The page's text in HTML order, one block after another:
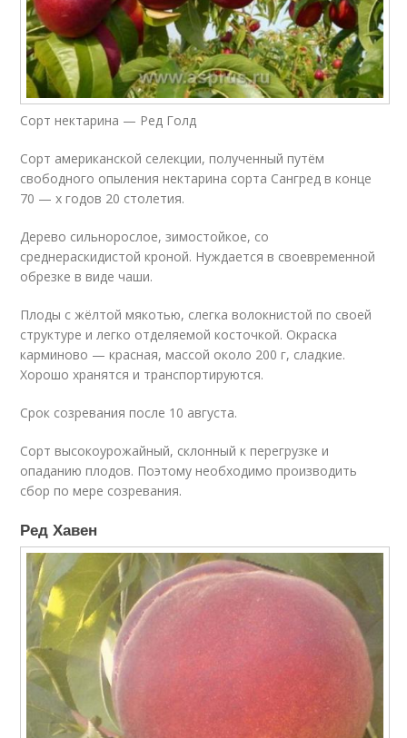
Сорт нектарина — Ред Голд
Сорт американской селекции, полученный путём
свободного опыления нектарина сорта Сангред в конце
70 — х годов 20 столетия.
Дерево сильнорослое, зимостойкое, со
среднераскидистой кроной. Нуждается в своевременной
обрезке в виде чаши.
Плоды с жёлтой мякотью, слегка волокнистой по своей
структуре и легко отделяемой косточкой. Окраска
карминово — красная, массой около 200 г, сладкие.
Хорошо хранятся и транспортируются.
Срок созревания после 10 августа.
Сорт высокоурожайный, склонный к перегрузке и
опаданию плодов. Поэтому необходимо производить
сбор по мере созревания.
Ред Хавен